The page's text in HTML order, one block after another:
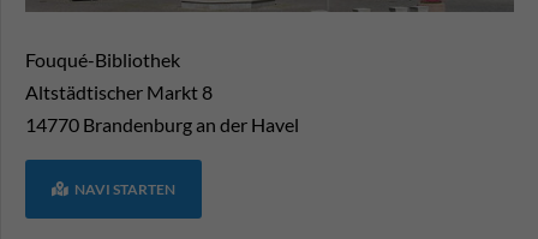
Fouqué-Bibliothek
Altstädtischer Markt 8
14770 Brandenburg an der Havel
NAVI STARTEN